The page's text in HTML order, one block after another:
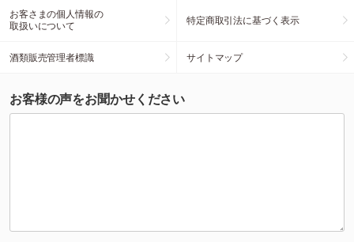
お客さまの個人情報の
取扱いについて
特定商取引法に基づく表示
酒類販売管理者標識 サイトマップ
お客様の声をお聞かせください